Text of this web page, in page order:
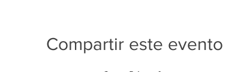
Compartir este evento